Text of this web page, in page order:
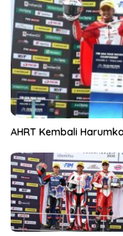
AHRT Kembali